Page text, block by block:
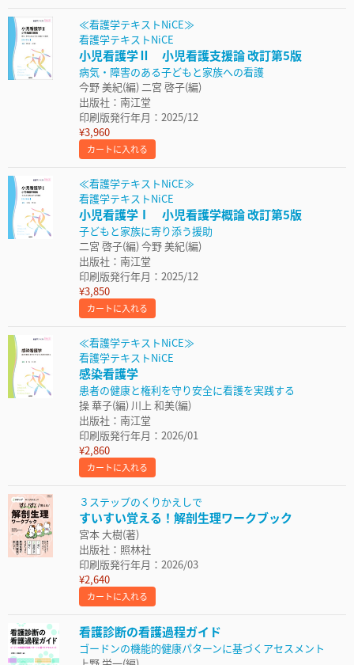
≪看護学テキストNiCE≫
看護学テキストNiCE
小児看護学Ⅱ 小児看護支援論 改訂第5版
病気・障害のある子どもと家族への看護
今野 美紀(編) 二宮 啓子(編)
出版社：南江堂
印刷版発行年月：2025/12
¥3,960
カートに入れる
≪看護学テキストNiCE≫
看護学テキストNiCE
小児看護学Ⅰ 小児看護学概論 改訂第5版
子どもと家族に寄り添う援助
二宮 啓子(編) 今野 美紀(編)
出版社：南江堂
印刷版発行年月：2025/12
¥3,850
カートに入れる
≪看護学テキストNiCE≫
看護学テキストNiCE
感染看護学
患者の健康と権利を守り安全に看護を実践する
操 華子(編) 川上 和美(編)
出版社：南江堂
印刷版発行年月：2026/01
¥2,860
カートに入れる
３ステップのくりかえしで
すいすい覚える！解剖生理ワークブック
宮本 大樹(著)
出版社：照林社
印刷版発行年月：2026/03
¥2,640
カートに入れる
看護診断の看護過程ガイド
ゴードンの機能的健康パターンに基づくアセスメント